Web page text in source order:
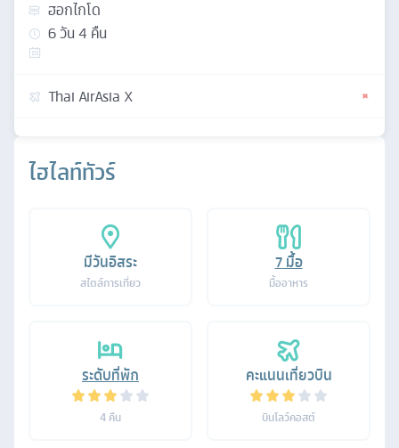
ไฮไลท์ทัวร์
มีวันอิสระ
สไตล์การเที่ยว
7มื้อ
มื้ออาหาร
ระดับที่พัก
4 คืน
คะแนนเที่ยวบิน
บินโลว์คอสต์
ฮอกไกโด
6วัน4 คืน
Thai AirAsia X